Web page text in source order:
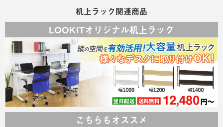
机上ラック関連商品
LOOKITオリジナル机上ラック
こちらもオススメ